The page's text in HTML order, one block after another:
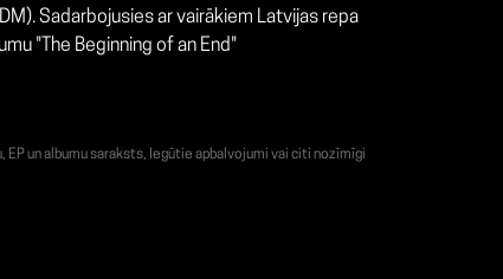
Sadarbojusies ar vairākiem Latvijas repa
"The Beginning of an End"
un albumu saraksts, Iegūtie apbalvojumi vai citi nozīmīgi